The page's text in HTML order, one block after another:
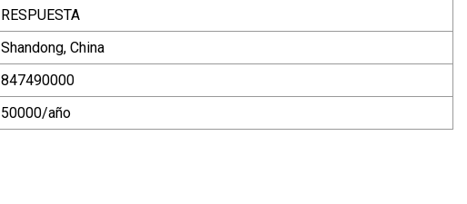
RESPUESTA
Shandong, China
847490000
50000/año